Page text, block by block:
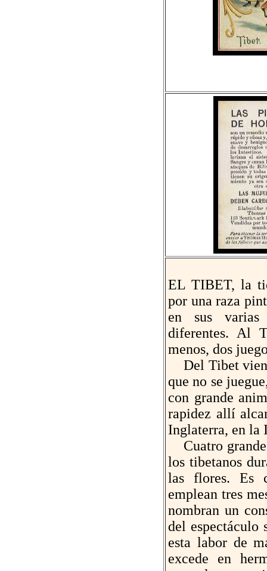
EL TIBET, la
por una raza
en sus varias
diferentes. Al
menos, dos
Del Tibet
que no se
con grande
rapidez allí
Inglaterra, en la
Cuatro
los tibetanos
las flores. Es
emplean tres
nombran un
del espectáculo
esta labor de
excede en